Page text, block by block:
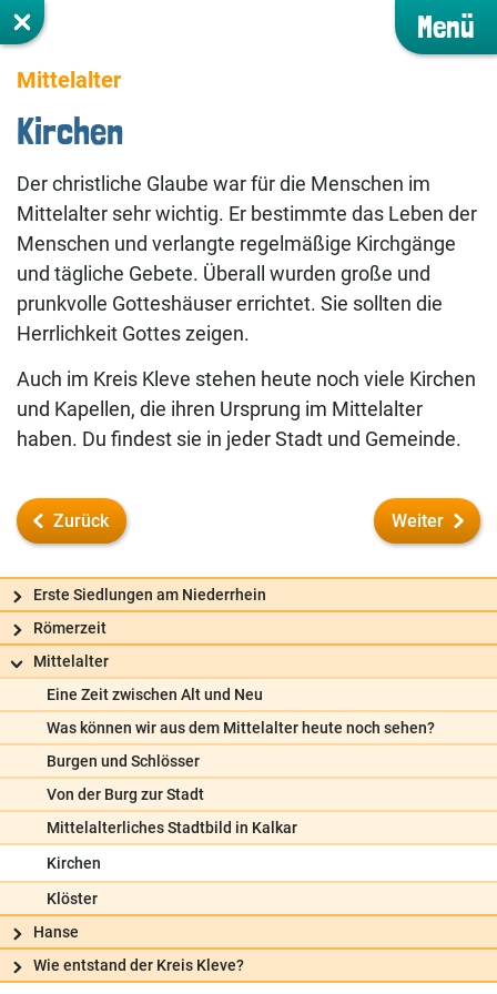
Menü
Mittelalter
Kirchen
Der christliche Glaube war für die Menschen im
Mittelalter sehr wichtig. Er bestimmte das Leben der
Menschen und verlangte regelmäßige Kirchgänge
und tägliche Gebete. Überall wurden große und
prunkvolle Gotteshäuser errichtet. Sie sollten die
Herrlichkeit Gottes zeigen.
Auch im Kreis Kleve stehen heute noch viele Kirchen
und Kapellen, die ihren Ursprung im Mittelalter
haben. Du findest sie in jeder Stadt und Gemeinde.
Zurück Weiter
Erste Siedlungen am Niederrhein
Römerzeit
Mittelalter
Eine Zeit zwischen Alt und Neu
Was können wir aus dem Mittelalter heute noch sehen?
Burgen und Schlösser
Von der Burg zur Stadt
Mittelalterliches Stadtbild in Kalkar
Kirchen
Klöster
Hanse
Wie entstand der Kreis Kleve?